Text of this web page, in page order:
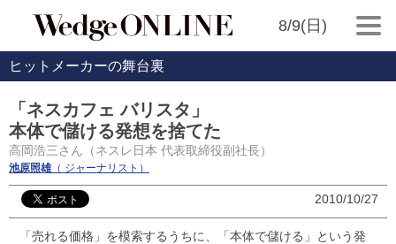
8/9(日)
ヒットメーカーの舞台裏
「ネスカフェ バリスタ」
本体で儲ける発想を捨てた
高岡浩三さん（ネスレ日本 代表取締役副社長）
池原照雄（ ジャーナリスト）
2010/10/27
「売れる価格」を模索するうちに、「本体で儲ける」という発